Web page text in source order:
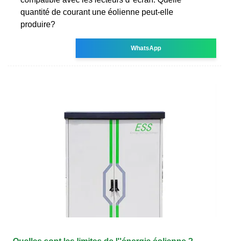
quantité de courant une éolienne peut-elle
produire?
WhatsApp